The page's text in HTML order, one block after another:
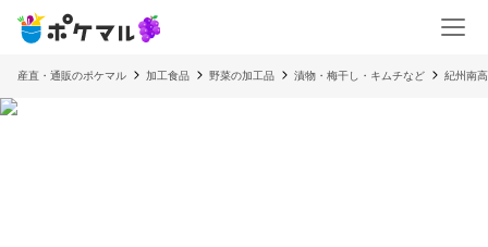
産直・通販のポケマル 加工食品 野菜の加工品 漬物・梅干し・キムチなど 紀州南